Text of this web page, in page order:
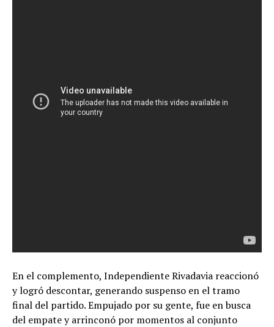
En el complemento, Independiente Rivadavia reaccionó
y logró descontar, generando suspenso en el tramo
final del partido. Empujado por su gente, fue en busca
del empate y arrinconó por momentos al conjunto